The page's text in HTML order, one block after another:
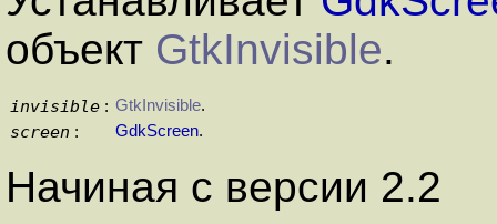
объект GtkInvisible.
invisible : GtkInvisible.
screen : GdkScreen.
Начиная с версии 2.2